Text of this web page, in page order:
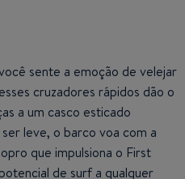
sente a emoção de velejar
cruzadores rápidos dão o
a um casco esticado
leve, o barco voa com a
que impulsiona o First
de surf a qualquer